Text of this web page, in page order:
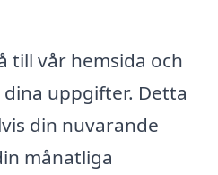
till vår hemsida och
uppgifter. Detta
din nuvarande
månatliga